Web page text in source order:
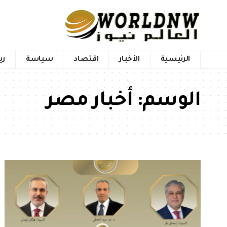
الرئيسية الأخبار اقتصاد سياسة
الوسم:أخبار مصر